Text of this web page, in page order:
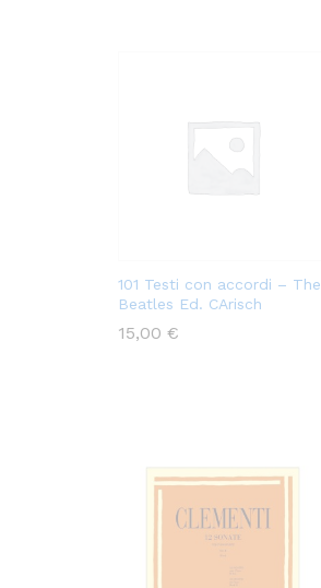
101 Testi con accordi – The
Beatles Ed. CArisch
15,00 €